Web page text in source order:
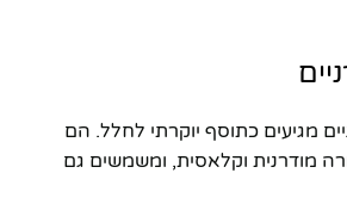
מגיעים כתוסף יוקרתי לחלל. הם
מודרנית וקלאסית, ומשמשים גם